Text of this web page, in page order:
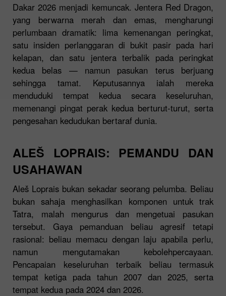
Dakar 2026 menjadi kemuncak. Jentera Red Dragon,
yang berwarna merah dan emas, mengharungi
perlumbaan dramatik: lima kemenangan peringkat,
satu insiden perlanggaran di bukit pasir pada hari
kelapan, dan satu jentera terbalik pada peringkat
kedua belas — namun pasukan terus berjuang
sehingga tamat. Keputusannya ialah mereka
menduduki tempat kedua secara keseluruhan,
memenangi pingat perak kedua berturut-turut, serta
pengesahan kedudukan bertaraf dunia.
ALEŠ LOPRAIS: PEMANDU DAN
USAHAWAN
Aleš Loprais bukan sekadar seorang pelumba. Beliau
bukan sahaja menghasilkan komponen untuk trak
Tatra, malah mengurus dan mengetuai pasukan
tersebut. Gaya pemanduan beliau agresif tetapi
rasional: beliau memacu dengan laju apabila perlu,
namun mengutamakan kebolehpercayaan.
Pencapaian keseluruhan terbaik beliau termasuk
tempat ketiga pada tahun 2007 dan 2025, serta
tempat kedua pada 2024 dan 2026.